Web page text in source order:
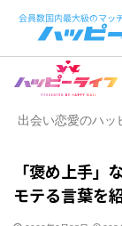
出会い恋愛のハッ
「褒め上手」
モテる言葉を